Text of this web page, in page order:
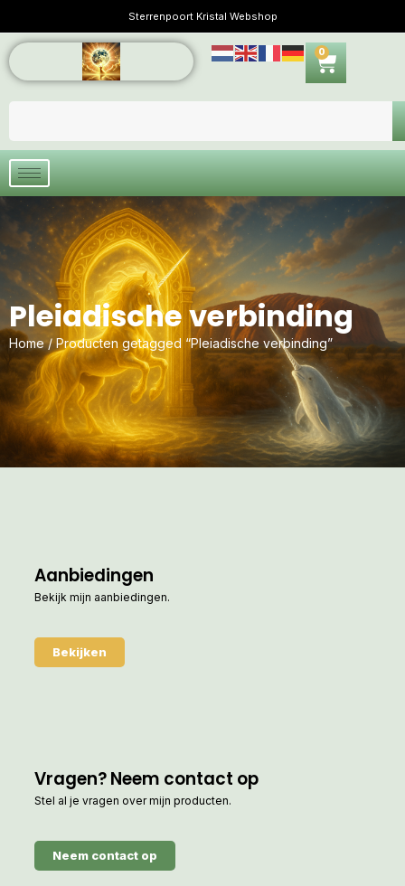
Sterrenpoort Kristal Webshop
0
Pleiadische verbinding
Home/ Producten getagged “Pleiadische verbinding”
Aanbiedingen
Bekijk mijn aanbiedingen.
Bekijken
Vragen? Neem contact op
Stel al je vragen over mijn producten.
Neem contact op